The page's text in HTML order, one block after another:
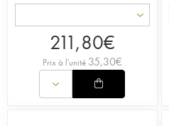
211,80€
Prix à l'unité 35,30€